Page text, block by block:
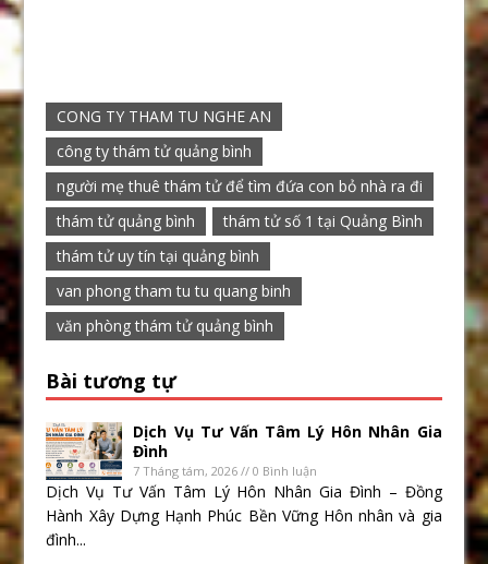
CONG TY THAM TU NGHE AN
công ty thám tử quảng bình
người mẹ thuê thám tử để tìm đứa con bỏ nhà ra đi
thám tử quảng bình
thám tử số 1 tại Quảng Bình
thám tử uy tín tại quảng bình
van phong tham tu tu quang binh
văn phòng thám tử quảng bình
Bài tương tự
Dịch Vụ Tư Vấn Tâm Lý Hôn Nhân Gia
Đình
7 Tháng tám, 2026 // 0 Bình luận
Dịch Vụ Tư Vấn Tâm Lý Hôn Nhân Gia Đình – Đồng
Hành Xây Dựng Hạnh Phúc Bền Vững Hôn nhân và gia
đình...